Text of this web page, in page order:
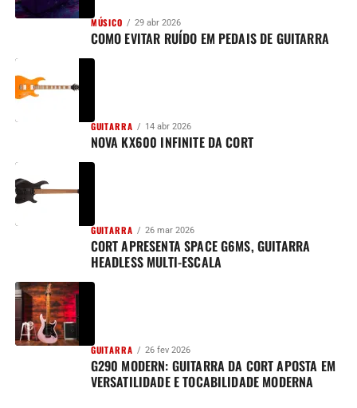
MÚSICO 29 abr 2026
COMO EVITAR RUÍDO EM PEDAIS DE GUITARRA
GUITARRA 14 abr 2026
NOVA KX600 INFINITE DA CORT
GUITARRA 26 mar 2026
CORT APRESENTA SPACE G6MS, GUITARRA
HEADLESS MULTI-ESCALA
GUITARRA 26 fev 2026
G290 MODERN: GUITARRA DA CORT APOSTA EM
VERSATILIDADE E TOCABILIDADE MODERNA